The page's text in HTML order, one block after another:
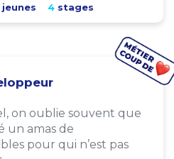
4stages
on oublie souvent que
un amas de
pour qui n’est pas